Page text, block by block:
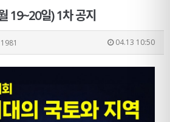
19~20일) 1차 공지
1981 04.13 10:50